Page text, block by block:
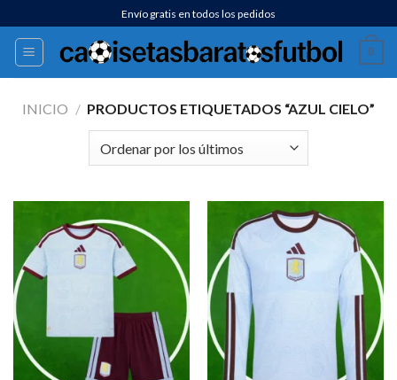
al
contenido
Envío gratis en todos los pedidos
0
INICIO / PRODUCTOS ETIQUETADOS “AZUL CIELO”